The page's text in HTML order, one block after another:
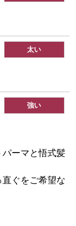
太い
強い
ーマと悟式髪
ぐをご希望な